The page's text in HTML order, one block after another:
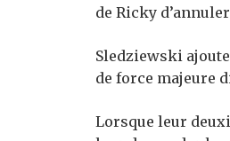
de Ricky
Sledziewski
de force majeure
Lorsque leur